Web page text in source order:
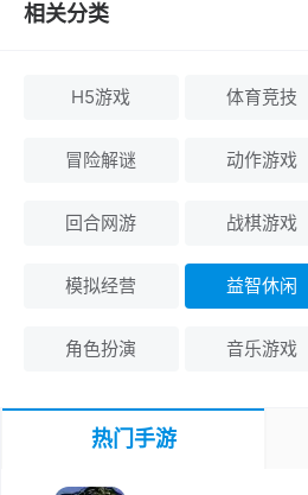
相关分类
H5游戏 体育竞技
冒险解谜 动作游戏
回合网游 战棋游戏
模拟经营 益智休闲
角色扮演 音乐游戏
热门手游